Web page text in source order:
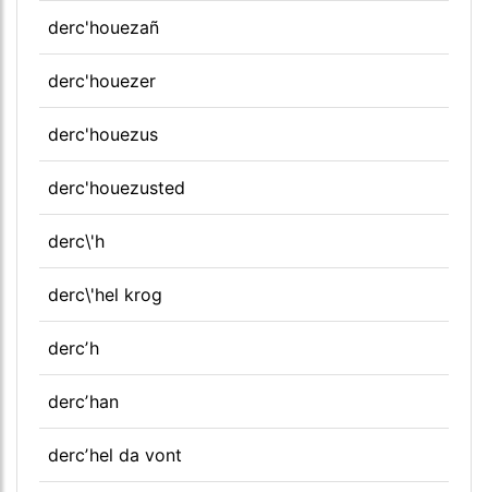
derc'houezañ
derc'houezer
derc'houezus
derc'houezusted
derc\'h
derc\'hel krog
dercʼh
dercʼhan
dercʼhel da vont